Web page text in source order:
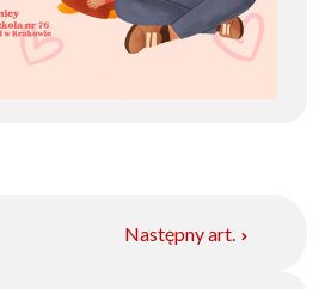
Następny art.